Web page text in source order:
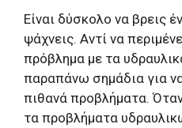
Είναι δύσκολο να βρεις
ψάχνεις. Αντί να
πρόβλημα με τα
παραπάνω σημάδια για
πιθανά προβλήματα.
τα προβλήματα